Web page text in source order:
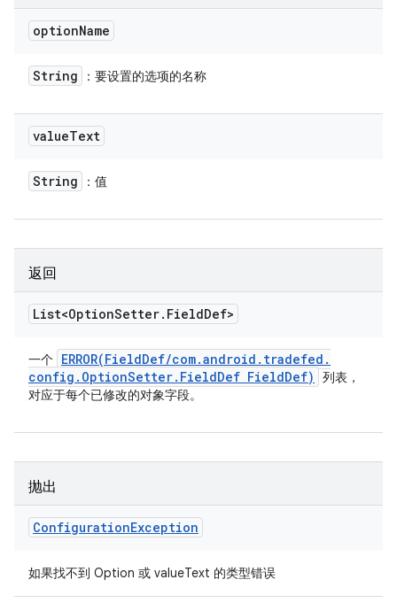
optionName
String ：要设置的选项的名称
valueText
String ：值
返回
List<OptionSetter. FieldDef>
一个 ERROR(FieldDef/com.android . tradefed .
config . OptionSetter. FieldDef FieldDef)
列表，
对应于每个已修改的对象字段。
抛出
ConfigurationException
如果找不到 Option 或 valueText 的类型错误